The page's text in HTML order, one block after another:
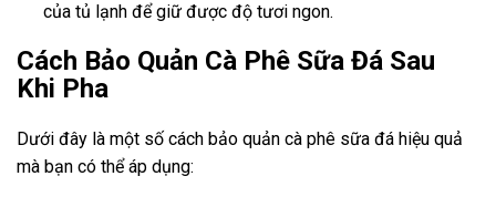
của tủ lạnh để giữ được độ tươi ngon.
Cách Bảo Quản Cà Phê Sữa Đá Sau
Khi Pha
Dưới đây là một số cách bảo quản cà phê sữa đá hiệu quả
mà bạn có thể áp dụng: